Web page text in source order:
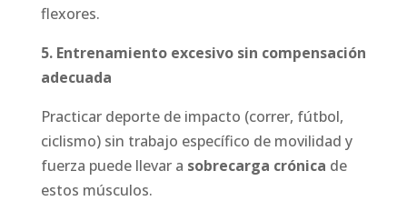
flexores.
5. Entrenamiento excesivo sin compensación
adecuada
Practicar deporte de impacto (correr, fútbol,
ciclismo) sin trabajo específico de movilidad y
fuerza puede llevar a sobrecarga crónica de
estos músculos.